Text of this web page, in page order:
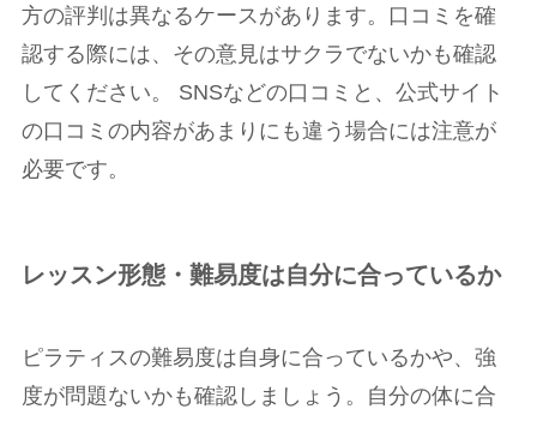
方の評判は異なるケースがあります。口コミを確
認する際には、その意見はサクラでないかも確認
してください。 SNSなどの口コミと、公式サイト
の口コミの内容があまりにも違う場合には注意が
必要です。
レッスン形態・難易度は自分に合っているか
ピラティスの難易度は自身に合っているかや、強
度が問題ないかも確認しましょう。自分の体に合